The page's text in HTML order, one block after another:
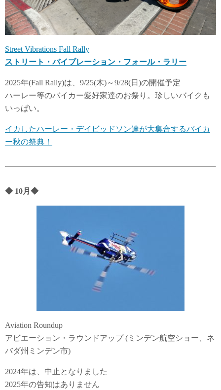
Street Vibrations Fall Rally
ストリート・バイブレーション・フォール・ラリー
2025年(Fall Rally)は、9/25(木)～9/28(日)の開催予定
ハーレー等のバイカー愛好家達のお祭り。珍しいバイクも
いっぱい。
イカしたハーレー・デイビッドソン達が大集合するバイカ
ー秋の祭典！
◆ 10月 ◆
Aviation Roundup
アビエーション・ラウンドアップ (ミンデン航空ショー、ネ
バダ州ミンデン市)
2024年は、中止となりました
2025年の告知はありません